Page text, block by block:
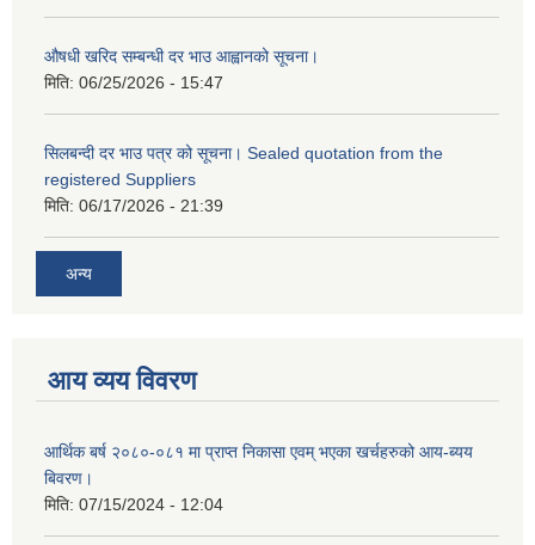
औषधी खरिद सम्बन्धी दर भाउ आह्वानको सूचना।
मिति: 06/25/2026 - 15:47
सिलबन्दी दर भाउ पत्र को सूचना। Sealed quotation from the
registered Suppliers
मिति: 06/17/2026 - 21:39
अन्य
आय व्यय विवरण
आर्थिक बर्ष २०८०-०८१ मा प्राप्त निकासा एवम् भएका खर्चहरुको आय-ब्यय
बिवरण।
मिति: 07/15/2024 - 12:04